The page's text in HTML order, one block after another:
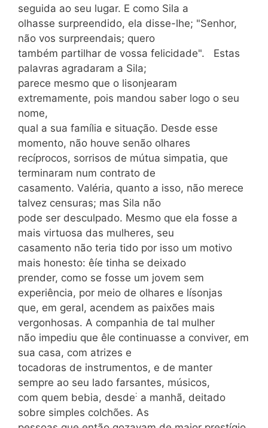
seguida ao seu lugar. E como Sila a
olhasse surpreendido, ela disse-lhe; "Senhor,
não vos surpreendais; quero
também partilhar de vossa felicidade". Estas
palavras agradaram a Sila;
parece mesmo que o lisonjearam
extremamente, pois mandou saber logo o seu
nome,
qual a sua família e situação. Desde esse
momento, não houve senão olhares
recíprocos, sorrisos de mútua simpatia, que
terminaram num contrato de
casamento. Valéria, quanto a isso, não merece
talvez censuras; mas Sila não
pode ser desculpado. Mesmo que ela fosse a
mais virtuosa das mulheres, seu
casamento não teria tido por isso um motivo
mais honesto: êíe tinha se deixado
prender, como se fosse um jovem sem
experiência, por meio de olhares e lísonjas
que, em geral, acendem as paixões mais
vergonhosas. A companhia de tal mulher
não impediu que êle continuasse a conviver, em
sua casa, com atrizes e
tocadoras de instrumentos, e de manter
sempre ao seu lado farsantes, músicos,
com quem bebia, desde: a manhã, deitado
sobre simples colchões. As